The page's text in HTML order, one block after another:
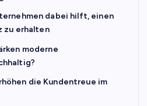
dabei hilft, einen
zu erhalten
moderne
die Kundentreue im